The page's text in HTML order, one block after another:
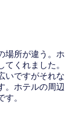
場所が違う。ホ
くれました。
いですがそれな
。ホテルの周辺
。